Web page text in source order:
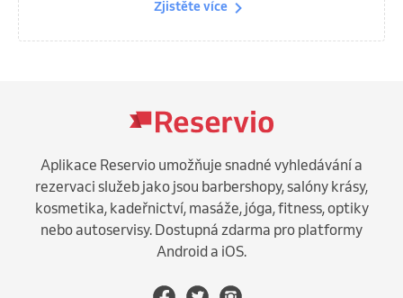
Zjistěte více
Aplikace Reservio umožňuje snadné vyhledávání a
rezervaci služeb jako jsou barbershopy, salóny krásy,
kosmetika, kadeřnictví, masáže, jóga, fitness, optiky
nebo autoservisy. Dostupná zdarma pro platformy
Android a iOS.